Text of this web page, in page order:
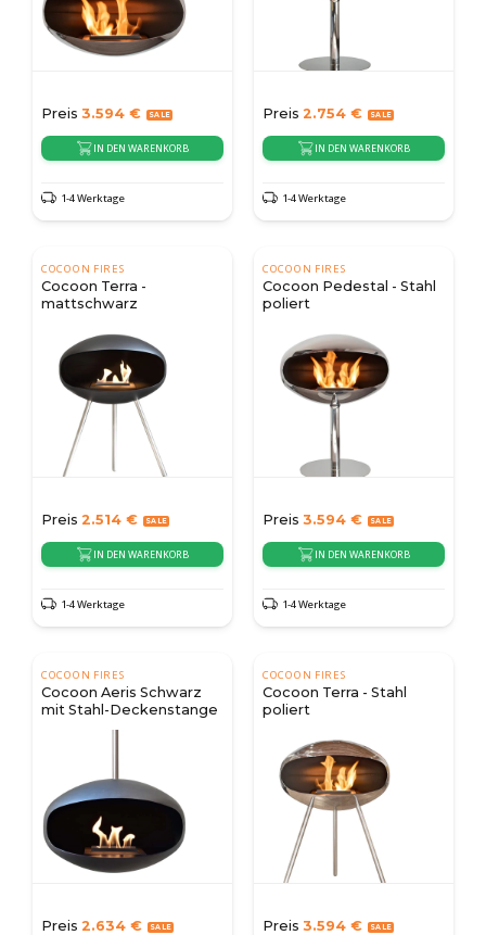
Preis 3.594 €
IN DEN WARENKORB
1-4 Werktage
Preis 2.754 €
IN DEN WARENKORB
1-4 Werktage
COCOON FIRES
Cocoon Terra -
mattschwarz
Preis 2.514 €
IN DEN WARENKORB
1-4 Werktage
COCOON FIRES
Cocoon Pedestal - Stahl
poliert
Preis 3.594 €
IN DEN WARENKORB
1-4 Werktage
COCOON FIRES
Cocoon Aeris Schwarz
mit Stahl-Deckenstange
Preis 2.634 €
COCOON FIRES
Cocoon Terra - Stahl
poliert
Preis 3.594 €